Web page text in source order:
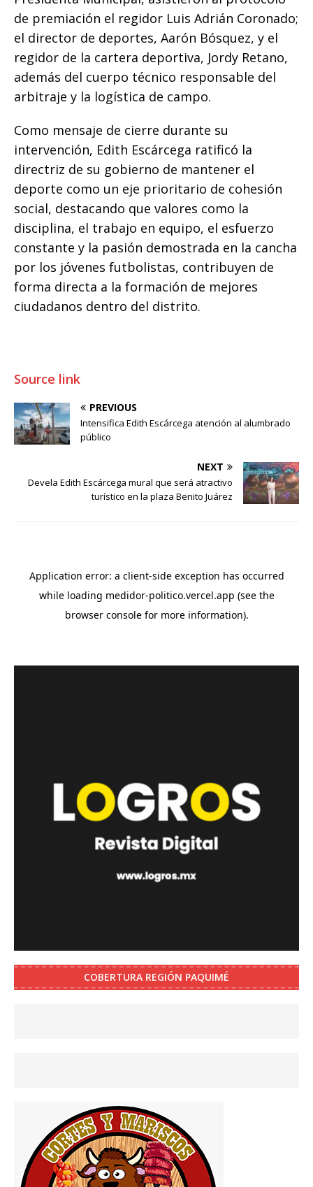
de premiación el regidor Luis Adrián Coronado;
el director de deportes, Aarón Bósquez, y el
regidor de la cartera deportiva, Jordy Retano,
además del cuerpo técnico responsable del
arbitraje y la logística de campo.
Como mensaje de cierre durante su
intervención, Edith Escárcega ratificó la
directriz de su gobierno de mantener el
deporte como un eje prioritario de cohesión
social, destacando que valores como la
disciplina, el trabajo en equipo, el esfuerzo
constante y la pasión demostrada en la cancha
por los jóvenes futbolistas, contribuyen de
forma directa a la formación de mejores
ciudadanos dentro del distrito.
Source link
PREVIOUS
Intensifica Edith Escárcega atención al alumbrado
público
NEXT
Devela Edith Escárcega mural que será atractivo
turístico en la plaza Benito Juárez
COBERTURA REGIÓN PAQUIMÉ